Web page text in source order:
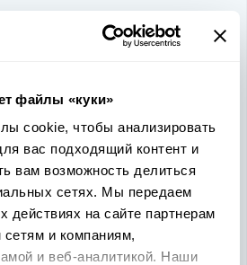
файлы «куки»
cookie, чтобы анализировать
вас подходящий контент и
вам возможность делиться
сетях. Мы передаем
на сайте партнерам
и компаниям,
и веб-аналитикой. Наши
перспективы. Кроме
вы получите реальные выгоды.
стандарта на авторынке
свой потенциал в
авто